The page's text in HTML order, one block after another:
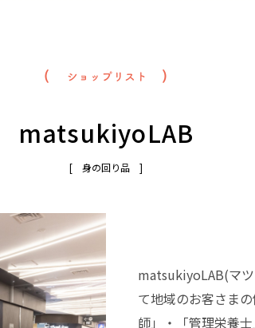
matsukiyoLAB
[ 身の回り品 ]
matsukiyoLAB(マ
て地域のお客さま
師」・「管理栄養